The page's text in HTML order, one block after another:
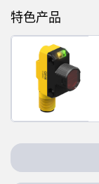
特色产品